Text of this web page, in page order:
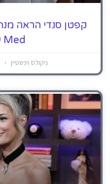
Med עונה 9
ניקולס וינשטיין